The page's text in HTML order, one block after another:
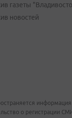
газеты
новостей
о регистрации